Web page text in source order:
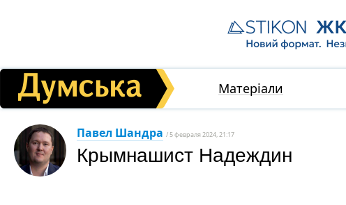
Матеріали
Павел Шандра / 5 февраля 2024, 21:17
Крымнашист Надеждин